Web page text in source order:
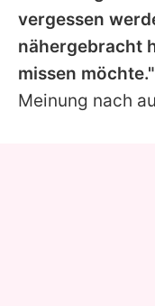
vergessen
nähergebracht
missen möchte."
Meinung nach